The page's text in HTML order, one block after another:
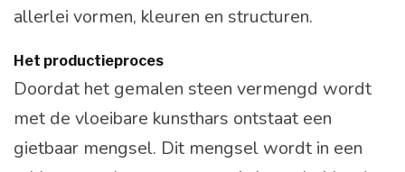
allerlei vormen, kleuren en structuren.
Het productieproces
Doordat het gemalen steen vermengd wordt
met de vloeibare kunsthars ontstaat een
gietbaar mengsel. Dit mengsel wordt in een